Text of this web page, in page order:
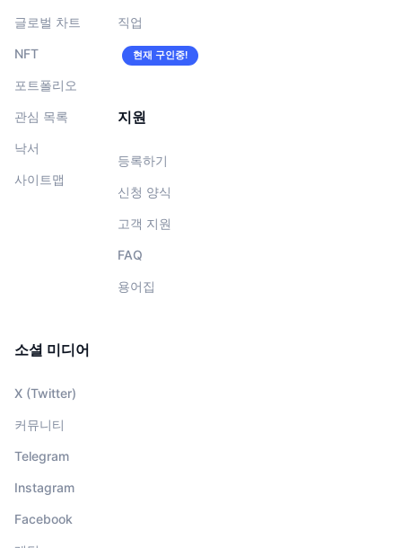
글로벌 차트
NFT
포트폴리오
관심 목록
낙서
사이트맵
직업
현재 구인중!
지원
등록하기
신청 양식
고객 지원
FAQ
용어집
소셜 미디어
X (Twitter)
커뮤니티
Telegram
Instagram
Facebook